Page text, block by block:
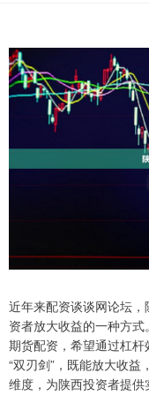
近年来配资谈谈网论坛
资者放大收益的一种方
期货配资，希望通过杠
“双刃剑”，既能放大收
维度，为陕西投资者提供